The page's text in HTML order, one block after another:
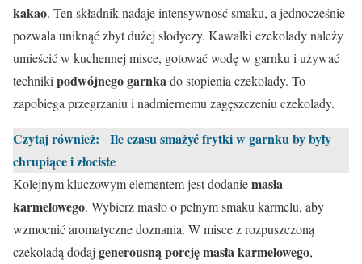
kakao. Ten składnik nadaje intensywność smaku, a jednocześnie
pozwala uniknąć zbyt dużej słodyczy. Kawałki czekolady należy
umieścić w kuchennej misce, gotować wodę w garnku i używać
techniki podwójnego garnkado stopienia czekolady. To
zapobiega przegrzaniu i nadmiernemu zagęszczeniu czekolady.
Czytaj również:
Ile czasu smażyć frytki w garnku by były
chrupiące i złociste
Kolejnym kluczowym elementem jest dodaniemasła
karmelowego. Wybierz masło o pełnym smaku karmelu, aby
wzmocnić aromatyczne doznania. W misce z rozpuszczoną
czekoladą dodaj generousną porcję masła karmelowego,